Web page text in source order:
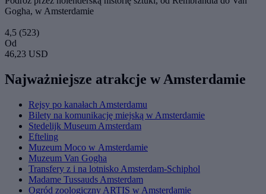
Gogha, w Amsterdamie
4,5 (523)
Od
46,23 USD
Najważniejsze atrakcje w Amsterdamie
Rejsy po kanałach Amsterdamu
Bilety na komunikację miejską w Amsterdamie
Stedelijk Museum Amsterdam
Efteling
Muzeum Moco w Amsterdamie
Muzeum Van Gogha
Transfery z i na lotnisko Amsterdam-Schiphol
Madame Tussauds Amsterdam
Ogród zoologiczny ARTIS w Amsterdamie